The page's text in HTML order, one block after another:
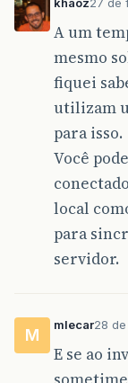
khaoz27 de
A um
mesmo
fiquei
utilizam
para isso.
Você
local
para
servidor.
M
mlecar28
E se ao